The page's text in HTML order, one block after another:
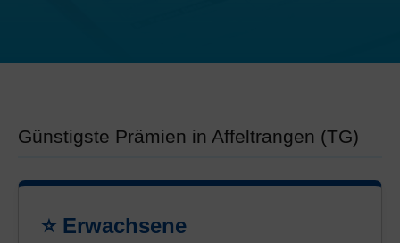
Günstigste Prämien in Affeltrangen (TG)
⭐ Erwachsene